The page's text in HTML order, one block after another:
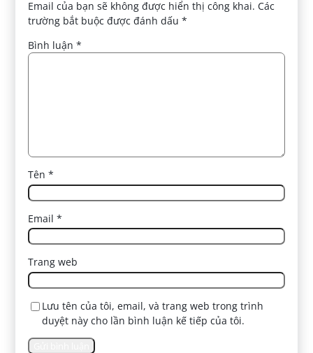
Email của bạn sẽ không được hiển thị công khai. Các
trường bắt buộc được đánh dấu*
Bình luận*
Tên*
Email*
Trang web
Lưu tên của tôi, email, và trang web trong trình
duyệt này cho lần bình luận kế tiếp của tôi.